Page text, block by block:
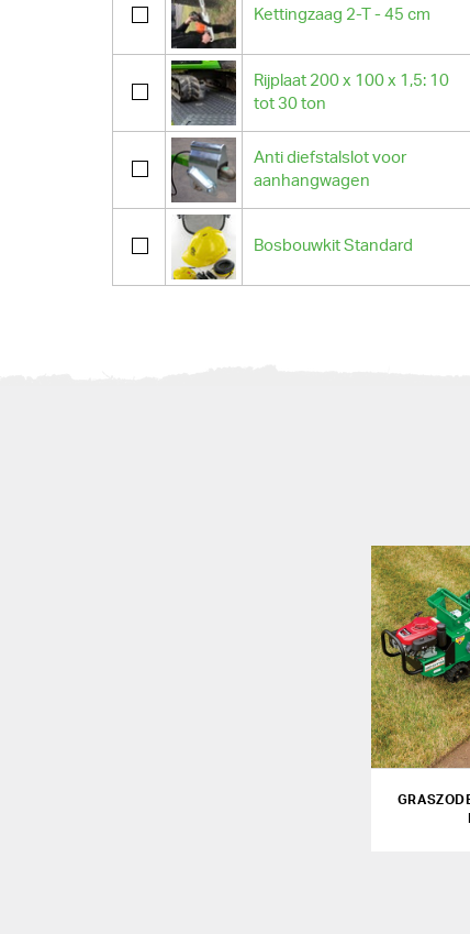
Kettingzaag 2-T - 45 cm
Rijplaat 200 x 100 x 1,5: 10
tot 30 ton
Anti diefstalslot voor
aanhangwagen
Bosbouwkit Standard